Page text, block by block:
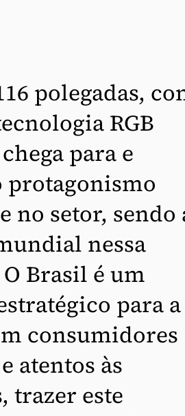
polegadas,
RGB
para e
protagonismo
no setor, sendo
nessa
Brasil é um
para a
consumidores
atentos às
trazer este